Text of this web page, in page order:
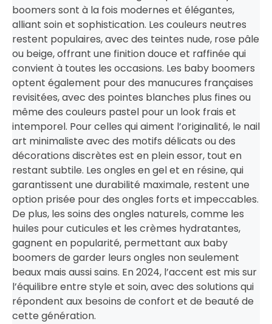
boomers sont à la fois modernes et élégantes,
alliant soin et sophistication. Les couleurs neutres
restent populaires, avec des teintes nude, rose pâle
ou beige, offrant une finition douce et raffinée qui
convient à toutes les occasions. Les baby boomers
optent également pour des manucures françaises
revisitées, avec des pointes blanches plus fines ou
même des couleurs pastel pour un look frais et
intemporel. Pour celles qui aiment l’originalité, le nail
art minimaliste avec des motifs délicats ou des
décorations discrètes est en plein essor, tout en
restant subtile. Les ongles en gel et en résine, qui
garantissent une durabilité maximale, restent une
option prisée pour des ongles forts et impeccables.
De plus, les soins des ongles naturels, comme les
huiles pour cuticules et les crèmes hydratantes,
gagnent en popularité, permettant aux baby
boomers de garder leurs ongles non seulement
beaux mais aussi sains. En 2024, l’accent est mis sur
l’équilibre entre style et soin, avec des solutions qui
répondent aux besoins de confort et de beauté de
cette génération.